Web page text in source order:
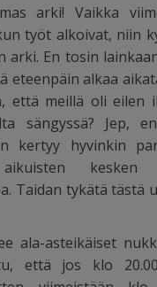
arki! Vaikka
työt alkoivat, niin
arki. En tosin
eteenpäin alkaa
että meillä oli eilen
sängyssä? Jep,
kertyy hyvinkin
kesken
Taidan tykätä tästä
ala-asteikäiset
että jos klo